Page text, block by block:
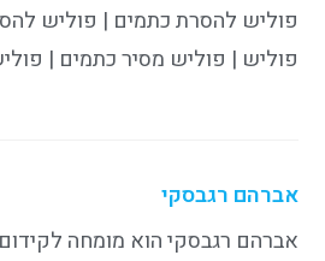
פוליש להסרת כתמים | פוליש
פוליש | פוליש מסיר כתמים |
אברהם רגבסקי
אברהם רגבסקי הוא מומחה